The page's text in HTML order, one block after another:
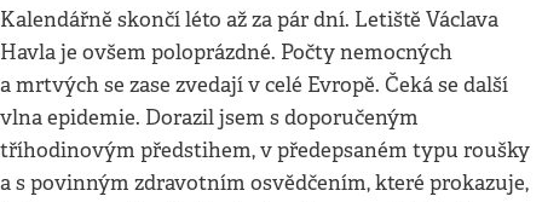
Kalendářně skončí léto až za pár dní. Letiště Václava
Havla je ovšem poloprázdné. Počty nemocných
a mrtvých se zase zvedají v celé Evropě. Čeká se další
vlna epidemie. Dorazil jsem s doporučeným
tříhodinovým předstihem, v předepsaném typu roušky
a s povinným zdravotním osvědčením, které prokazuje,